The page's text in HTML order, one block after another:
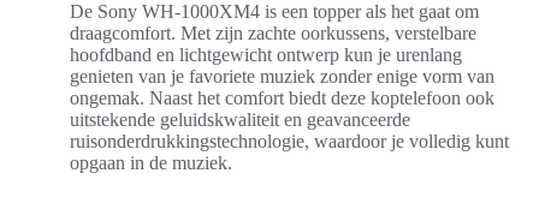
De Sony WH-1000XM4 is een topper als het gaat om
draagcomfort. Met zijn zachte oorkussens, verstelbare
hoofdband en lichtgewicht ontwerp kun je urenlang
genieten van je favoriete muziek zonder enige vorm van
ongemak. Naast het comfort biedt deze koptelefoon ook
uitstekende geluidskwaliteit en geavanceerde
ruisonderdrukkingstechnologie, waardoor je volledig kunt
opgaan in de muziek.